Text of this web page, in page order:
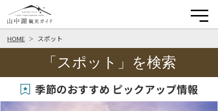
HOME スポット
「スポット」を検索
季節のおすすめ ピックアップ情報